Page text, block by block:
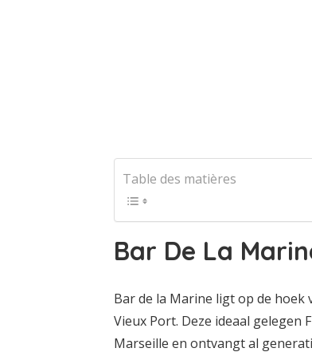
Table des matières
Bar De La
Bar de la Marine ligt op de
Vieux Port. Deze ideaal
Marseille en ontvangt al